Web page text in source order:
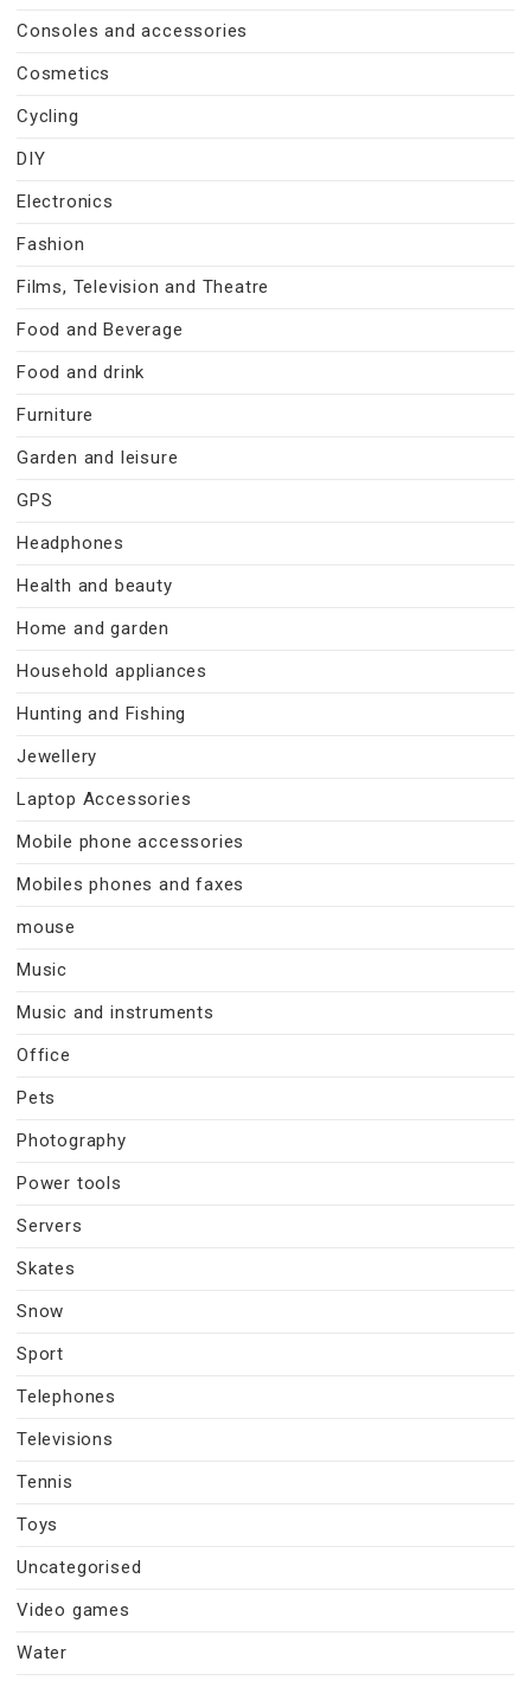
Consoles and accessories
Cosmetics
Cycling
DIY
Electronics
Fashion
Films, Television and Theatre
Food and Beverage
Food and drink
Furniture
Garden and leisure
GPS
Headphones
Health and beauty
Home and garden
Household appliances
Hunting and Fishing
Jewellery
Laptop Accessories
Mobile phone accessories
Mobiles phones and faxes
mouse
Music
Music and instruments
Office
Pets
Photography
Power tools
Servers
Skates
Snow
Sport
Telephones
Televisions
Tennis
Toys
Uncategorised
Video games
Water